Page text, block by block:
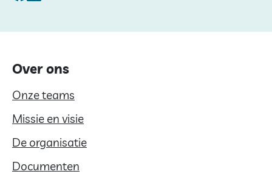
Over ons
Onze teams
Missie en visie
De organisatie
Documenten